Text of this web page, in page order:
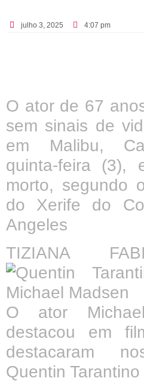
julho 3, 2025 4:07 pm
O ator de 67
sem sinais de
em Malibu,
quinta-feira (3),
morto, segundo
do Xerife do
Angeles
TIZIANA
O ator
destacou em
destacaram
Quentin